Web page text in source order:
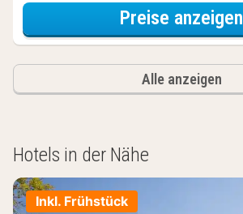
Preise anzeigen
Alle anzeigen
Hotels in der Nähe
Inkl. Frühstück